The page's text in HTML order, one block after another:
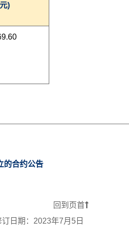
)
的合约公告
回到页首
日期： 2023年7月5日